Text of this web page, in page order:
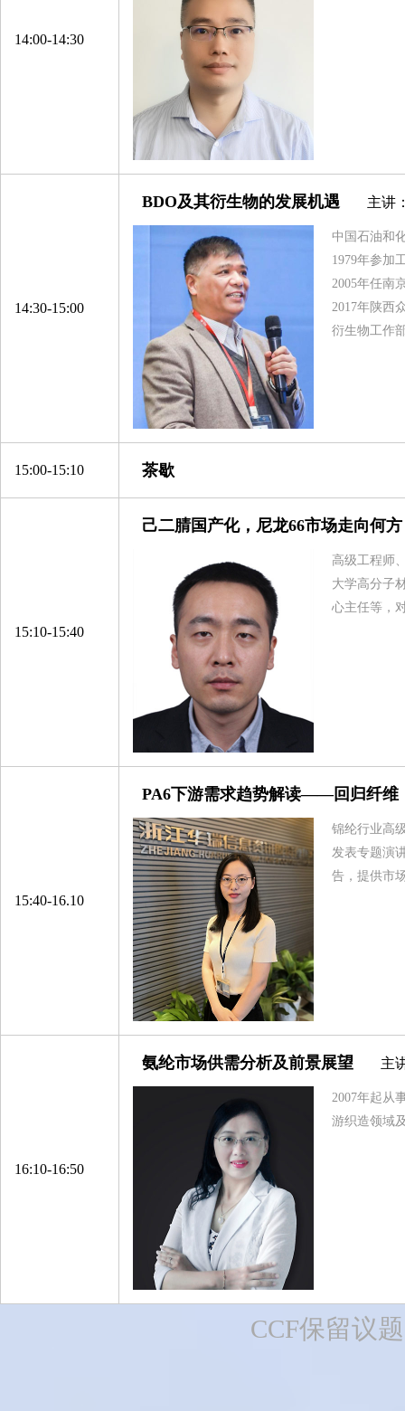
14:00-14:30
14:30-15:00
BDO及其衍生物的发展机遇 主讲
中国石油和
1979年参加
2005年任南
2017年陕西
衍生物工作
15:00-15:10 茶歇
15:10-15:40
己二腈国产化，尼龙66市场走向何
高级工程师
大学高分子
心主任等，
15:40-16.10
PA6下游需求趋势解读——回归纤维
锦纶行业高
发表专题演
告，提供市
16:10-16:50
氨纶市场供需分析及前景展望 主
2007年起从
游织造领域
CCF保留议
浙江富力化纤有限公司
博列麦神马气囊丝贸易（上海）有限公司
浙江金旗新材料科技有限公司
杭州绿普化工科技有限公司
东阳市帛泰纺织有限公司
诸暨市翘楚化纤有限公司
无锡泰极纸业有限公司
苏州力保龙新材料有限公司
山东金信空调集团股份有限公司
江苏威名石化有限公司
浙江中柏特种纤维有限公司
江苏天华富邦科技有限公司
杭州邦联氨纶股份有限公司
重庆建峰工业集团有限公司
浙江宇丰机械有限公司
上海亨斯迈聚氨酯有限公司
宁波经济技术开发区希科新材料有限公司
力宝龙（上海）国际贸易有限公司
浙江方圆新材料股份有限公司
宿迁市振兴化工有限公司
浦江奈斯过滤器材有限公司
杭州逸宸化纤有限公司
衢州巨化锦纶有限责任公司
蓬莱红卫化工有限公司
万华化学（烟台）销售有限公司
宿迁联盛科技股份有限公司
横店集团得邦工程塑料有限公司
南京福邦特东方化工有限公司
上海神马工程塑料有限公司
中国石化长城能源化工（宁夏）有限公司
百宏实业控股有限公司
天津海晶聚合有限公司
宁夏宁东泰和新材有限公司
福建兆绅环保科技有限公司
福建凯邦锦纶科技有限公司
广东新会美达锦纶股份有限公司
福建四合商贸有限公司
温州邦鹿化工有限公司
浙江鼎艺新材料科技有限公司